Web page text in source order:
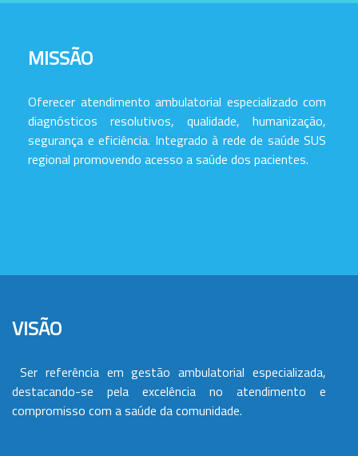
MISSÃO
Oferecer atendimento ambulatorial especializado com
diagnósticos resolutivos, qualidade, humanização,
segurança e eficiência. Integrado à rede de saúde SUS
regional promovendo acesso a saúde dos pacientes.
VISÃO
Ser referência em gestão ambulatorial especializada,
destacando-se pela excelência no atendimento e
compromisso com a saúde da comunidade.